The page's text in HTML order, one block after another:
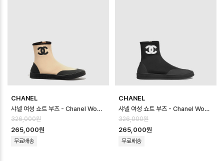
CHANEL
샤넬 여성 쇼트 부츠 - Chanel Womens Short Boots - chs14388…
326,000원
265,000원
무료배송
CHANEL
샤넬 여성 쇼트 부츠 - Chanel Womens Short Boots - chs14341…
326,000원
265,000원
무료배송